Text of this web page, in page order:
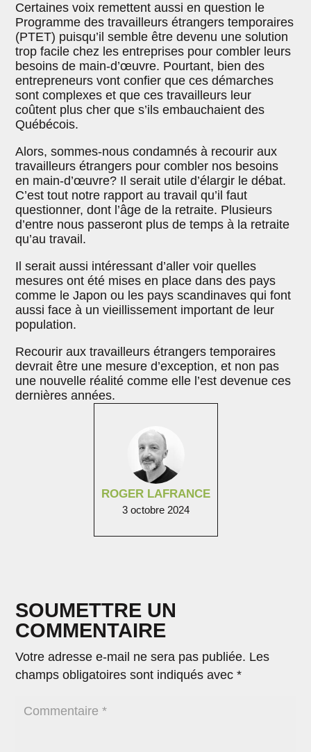
ROGER LAFRANCE
3 octobre 2024
Certaines voix remettent aussi en question le
Programme des travailleurs étrangers temporaires
(PTET) puisqu’il semble être devenu une solution
trop facile chez les entreprises pour combler leurs
besoins de main-d’œuvre. Pourtant, bien des
entrepreneurs vont confier que ces démarches
sont complexes et que ces travailleurs leur
coûtent plus cher que s’ils embauchaient des
Québécois.
Alors, sommes-nous condamnés à recourir aux
travailleurs étrangers pour combler nos besoins
en main-d’œuvre? Il serait utile d’élargir le débat.
C’est tout notre rapport au travail qu’il faut
questionner, dont l’âge de la retraite. Plusieurs
d’entre nous passeront plus de temps à la retraite
qu’au travail.
Il serait aussi intéressant d’aller voir quelles
mesures ont été mises en place dans des pays
comme le Japon ou les pays scandinaves qui font
aussi face à un vieillissement important de leur
population.
Recourir aux travailleurs étrangers temporaires
devrait être une mesure d’exception, et non pas
une nouvelle réalité comme elle l’est devenue ces
dernières années.
SOUMETTRE UN
COMMENTAIRE
Votre adresse e-mail ne sera pas publiée. Les
champs obligatoires sont indiqués avec*